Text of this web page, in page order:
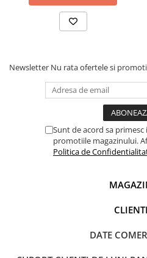
Newsletter Nu rata ofertele si
Sunt de acord sa
promotiile magazinului.
Politica de
CLIENTI
DATE